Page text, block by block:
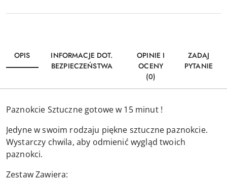
OPIS
INFORMACJE DOT.
BEZPIECZEŃSTWA
OPINIE I
OCENY
(0)
ZADAJ
PYTANIE
Paznokcie Sztuczne gotowe w 15 minut !
Jedyne w swoim rodzaju piękne sztuczne paznokcie.
Wystarczy chwila, aby odmienić wygląd twoich
paznokci.
Zestaw Zawiera: